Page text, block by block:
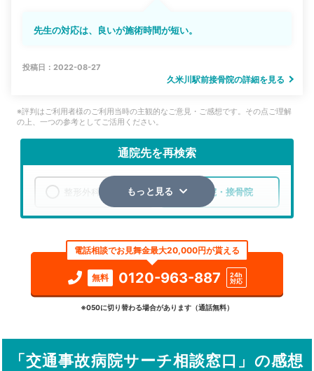
先生の対応は、良いが施術時間が短い。
投稿日：2022-08-27
久米川駅前接骨院の詳細を見る
※評判はご利用者様のご利用当時の主観的なご意見・ご感想です。その点ご理解
の上、一つの参考としてご活用ください。
通院先を再検索
整形外科 整骨院・接骨院
検索する
詳細条件で絞り込む
駅から探す 院名から探す
もっと見る
電話相談でお見舞金最大20,000円が貰える
無料 0120-963-887
24h
対応
※050に切り替わる場合があります（通話無料）
「交通事故病院サーチ相談窓口」の感想